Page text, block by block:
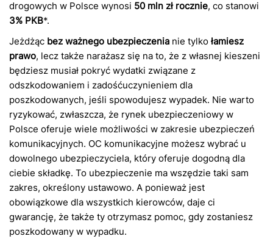
drogowych w Polsce wynosi 50 mln zł rocznie, co stanowi
3% PKB*.
Jeżdżąc bez ważnego ubezpieczenia nie tylko łamiesz
prawo, lecz także narażasz się na to, że z własnej kieszeni
będziesz musiał pokryć wydatki związane z
odszkodowaniem i zadośćuczynieniem dla
poszkodowanych, jeśli spowodujesz wypadek. Nie warto
ryzykować, zwłaszcza, że rynek ubezpieczeniowy w
Polsce oferuje wiele możliwości w zakresie ubezpieczeń
komunikacyjnych. OC komunikacyjne możesz wybrać u
dowolnego ubezpieczyciela, który oferuje dogodną dla
ciebie składkę. To ubezpieczenie ma wszędzie taki sam
zakres, określony ustawowo. A ponieważ jest
obowiązkowe dla wszystkich kierowców, daje ci
gwarancję, że także ty otrzymasz pomoc, gdy zostaniesz
poszkodowany w wypadku.